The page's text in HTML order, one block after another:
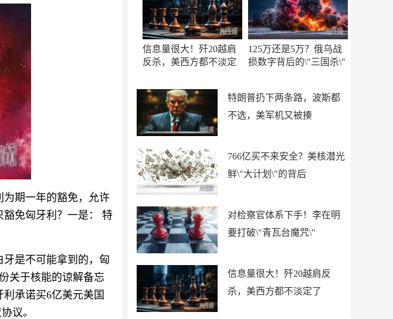
期一年的豁免，允许
免匈牙利？一是： 特
是不可能拿到的，匈
关于核能的谅解备忘
承诺买6亿美元美国
议。
信息量很大！歼20越肩
反杀，美西方都不淡定
125万还是5万？俄乌战
损数字背后的\"三国杀\"
特朗普扔下两条路，波斯都
不选，美军机又被揍
766亿买不来安全？美核潜光
鲜\"大计划\"的背后
对检察官体系下手！李在明
要打破\"青瓦台魔咒\"
信息量很大！歼20越肩反
杀，美西方都不淡定了